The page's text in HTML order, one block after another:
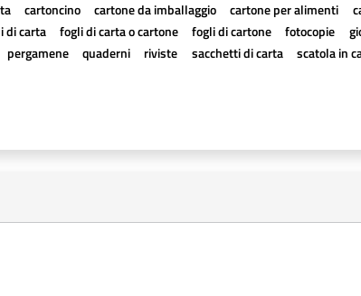
cartoncino cartone da imballaggio cartone per alimenti
di carta fogli di carta o cartone fogli di cartone fotocopie
pergamene quaderni riviste sacchetti di carta scatola in